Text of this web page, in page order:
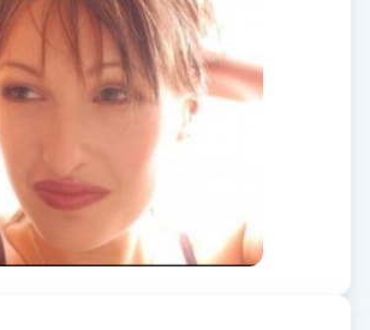
Jag kan verkligen varmt